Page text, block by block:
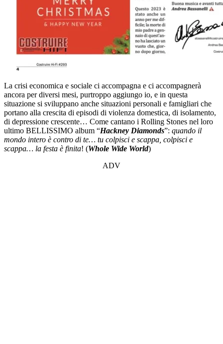
La crisi economica e sociale ci accompagna e ci accompagnerà
ancora per diversi mesi, purtroppo aggiungo io, e in questa
situazione si sviluppano anche situazioni personali e famigliari che
portano alla crescita di episodi di violenza domestica, di isolamento,
di depressione crescente… Come cantano i Rolling Stones nel loro
ultimo BELLISSIMO album “Hackney Diamonds”: quando il
mondo intero è contro di te… tu colpisci e scappa, colpisci e
scappa… la festa è finita! (Whole Wide World)
ADV